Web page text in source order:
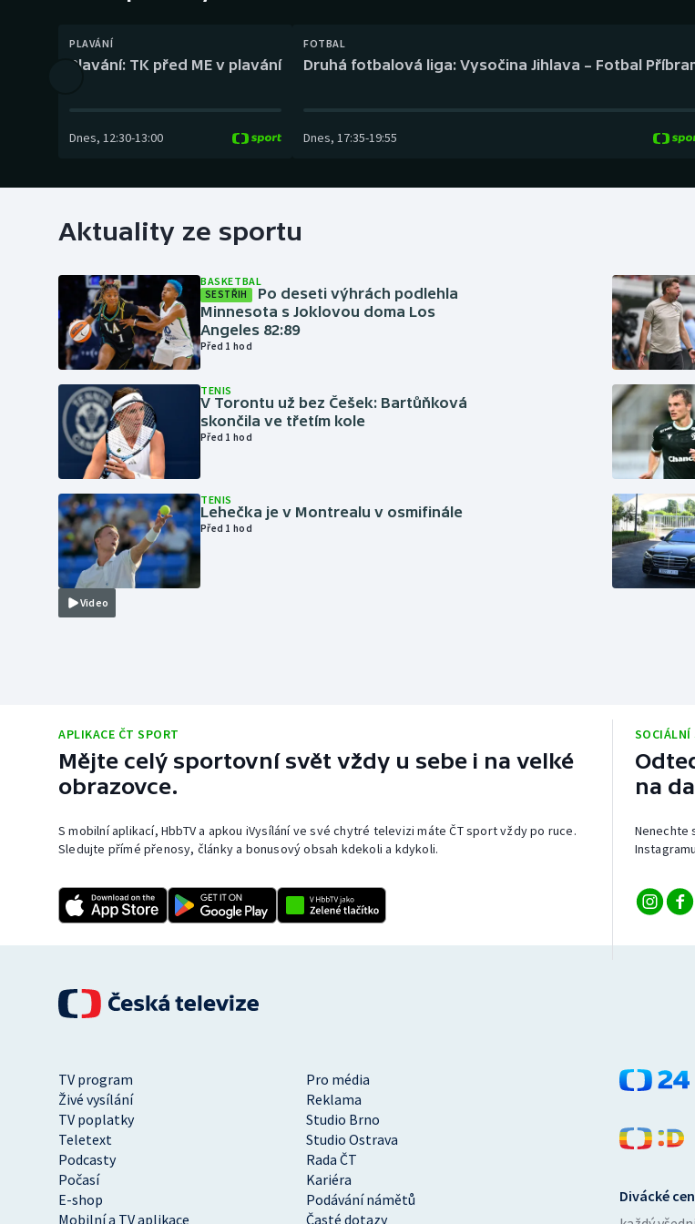
Dostihy
Futsal
Gymnastika
PLAVÁNÍ
Plavání: TK před ME v plavání
Dnes, 12:30-13:00
FOTBAL
Druhá fotbalová liga: Vysočina Jihlava – Fotbal
Dnes, 17:35-19:55
Aktuality ze sportu
BASKETBAL
SESTŘIH
Po deseti výhrách podlehla
Minnesota s Joklovou doma Los
Angeles 82:89
Před 1 hod
TENIS
V Torontu už bez Češek: Bartůňková
skončila ve třetím kole
Před 1 hod
Video
TENIS
Lehečka je v Montrealu v osmifinále
Před 1 hod
APLIKACE ČT SPORT
Mějte celý sportovní svět vždy u sebe i na velké
obrazovce.
S mobilní aplikací, HbbTV a apkou iVysílání ve své chytré televizi máte ČT sport vždy po ruce.
Sledujte přímé přenosy, články a bonusový obsah kdekoli a kdykoli.
SOCIÁLNÍ
na
Nenechte
TV program
Pro média
Živé vysílání
Reklama
TV poplatky
Studio Brno
Teletext
Studio Ostrava
Podcasty
Rada ČT
Počasí
Kariéra
E-shop
Podávání námětů
Mobilní a TV aplikace
Časté dotazy
Divácké